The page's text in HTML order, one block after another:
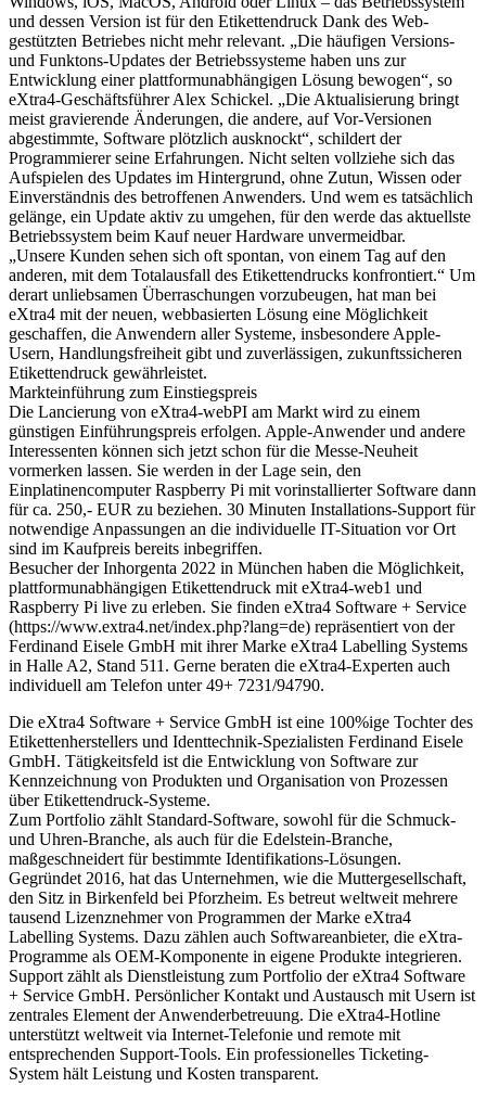
und dessen Version ist für den Etikettendruck Dank des Web-
gestützten Betriebes nicht mehr relevant. „Die häufigen Versions-
und Funktons-Updates der Betriebssysteme haben uns zur
Entwicklung einer plattformunabhängigen Lösung bewogen“, so
eXtra4-Geschäftsführer Alex Schickel. „Die Aktualisierung bringt
meist gravierende Änderungen, die andere, auf Vor-Versionen
abgestimmte, Software plötzlich ausknockt“, schildert der
Programmierer seine Erfahrungen. Nicht selten vollziehe sich das
Aufspielen des Updates im Hintergrund, ohne Zutun, Wissen oder
Einverständnis des betroffenen Anwenders. Und wem es tatsächlich
gelänge, ein Update aktiv zu umgehen, für den werde das aktuellste
Betriebssystem beim Kauf neuer Hardware unvermeidbar.
„Unsere Kunden sehen sich oft spontan, von einem Tag auf den
anderen, mit dem Totalausfall des Etikettendrucks konfrontiert.“ Um
derart unliebsamen Überraschungen vorzubeugen, hat man bei
eXtra4 mit der neuen, webbasierten Lösung eine Möglichkeit
geschaffen, die Anwendern aller Systeme, insbesondere Apple-
Usern, Handlungsfreiheit gibt und zuverlässigen, zukunftssicheren
Etikettendruck gewährleistet.
Markteinführung zum Einstiegspreis
Die Lancierung von eXtra4-webPI am Markt wird zu einem
günstigen Einführungspreis erfolgen. Apple-Anwender und andere
Interessenten können sich jetzt schon für die Messe-Neuheit
vormerken lassen. Sie werden in der Lage sein, den
Einplatinencomputer Raspberry Pi mit vorinstallierter Software dann
für ca. 250,- EUR zu beziehen. 30 Minuten Installations-Support für
notwendige Anpassungen an die individuelle IT-Situation vor Ort
sind im Kaufpreis bereits inbegriffen.
Besucher der Inhorgenta 2022 in München haben die Möglichkeit,
plattformunabhängigen Etikettendruck mit eXtra4-web1 und
Raspberry Pi live zu erleben. Sie finden eXtra4 Software + Service
(https://www.extra4.net/index.php?lang=de) repräsentiert von der
Ferdinand Eisele GmbH mit ihrer Marke eXtra4 Labelling Systems
in Halle A2, Stand 511. Gerne beraten die eXtra4-Experten auch
individuell am Telefon unter 49+ 7231/94790.
Die eXtra4 Software + Service GmbH ist eine 100%ige Tochter des
Etikettenherstellers und Identtechnik-Spezialisten Ferdinand Eisele
GmbH. Tätigkeitsfeld ist die Entwicklung von Software zur
Kennzeichnung von Produkten und Organisation von Prozessen
über Etikettendruck-Systeme.
Zum Portfolio zählt Standard-Software, sowohl für die Schmuck-
und Uhren-Branche, als auch für die Edelstein-Branche,
maßgeschneidert für bestimmte Identifikations-Lösungen.
Gegründet 2016, hat das Unternehmen, wie die Muttergesellschaft,
den Sitz in Birkenfeld bei Pforzheim. Es betreut weltweit mehrere
tausend Lizenznehmer von Programmen der Marke eXtra4
Labelling Systems. Dazu zählen auch Softwareanbieter, die eXtra-
Programme als OEM-Komponente in eigene Produkte integrieren.
Support zählt als Dienstleistung zum Portfolio der eXtra4 Software
+ Service GmbH. Persönlicher Kontakt und Austausch mit Usern ist
zentrales Element der Anwenderbetreuung. Die eXtra4-Hotline
unterstützt weltweit via Internet-Telefonie und remote mit
entsprechenden Support-Tools. Ein professionelles Ticketing-
System hält Leistung und Kosten transparent.